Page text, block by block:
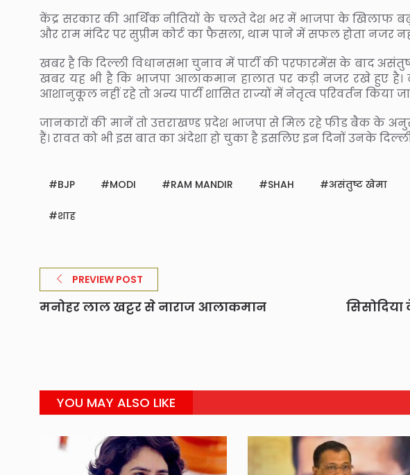
केंद्र सरकार की आर्थिक नीतियों के चलते देश भर में भाजपा के खिलाफ
और राम मंदिर पर सुप्रीम कोर्ट का फैसला, थाम पाने में सफल होता नजर
खबर है कि दिल्ली विधानसभा चुनाव में पार्टी की परफारमेंस के बाद
खबर यह भी है कि भाजपा आलाकमान हालात पर कड़ी नजर रखे हुए
आशानुकूल नहीं रहे तो अन्य पार्टी शासित राज्यों में नेतृत्व परिवर्तन किया
जानकारों की मानें तो उत्तराखण्ड प्रदेश भाजपा से मिल रहे फीड बैक के
हैं। रावत को भी इस बात का अंदेशा हो चुका है इसलिए इन दिनों उनके
BJP MODI RAM MANDIR SHAH असंतुष्ट खेमा
शाह
PREVIEW POST
मनोहर लाल खट्टर से नाराज आलाकमान सिसोदिया
YOU MAY ALSO LIKE